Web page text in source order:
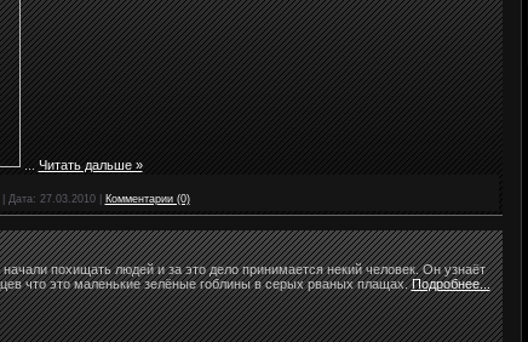
Читать дальше »
Дата: 27.03.2010 Комментарии (0)
похищать людей и за это дело принимается некий человек. Он узнаёт
что это маленькие зелёные гоблины в серых рваных плащах.Подробнее...